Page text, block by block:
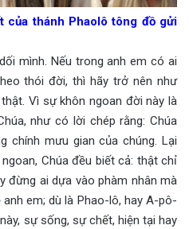
của thánh Phaolô tông đồ gửi
mình. Nếu trong anh em có ai
thói đời, thì hãy trở nên như
Vì sự khôn ngoan đời này là
như có lời chép rằng: Chúa
chính mưu gian của chúng. Lại
Chúa đều biết cả: thật chỉ
đừng ai dựa vào phàm nhân mà
em; dù là Phao-lô, hay A-pô-
sự sống, sự chết, hiện tại hay